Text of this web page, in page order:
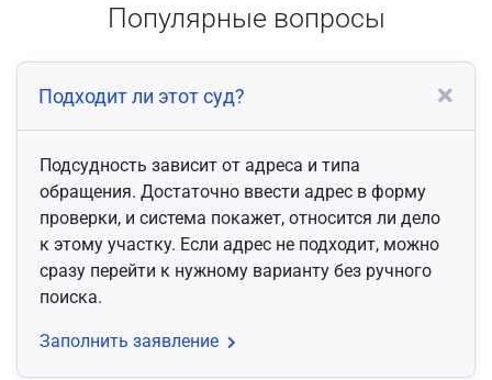
Популярные вопросы
Подходит ли этот суд?
Подсудность зависит от адреса и типа
обращения. Достаточно ввести адрес в форму
проверки, и система покажет, относится ли дело
к этому участку. Если адрес не подходит, можно
сразу перейти к нужному варианту без ручного
поиска.
Заполнить заявление